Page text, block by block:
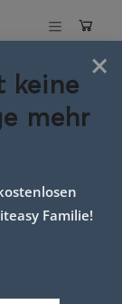
×
keine
mehr
Familie!